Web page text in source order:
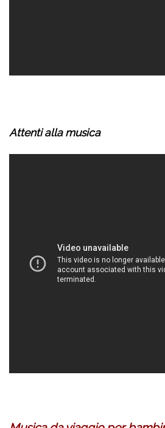
Attenti alla musica